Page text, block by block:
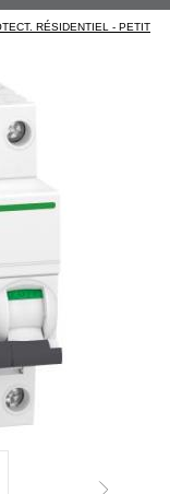
RÉSIDENTIEL - PETIT